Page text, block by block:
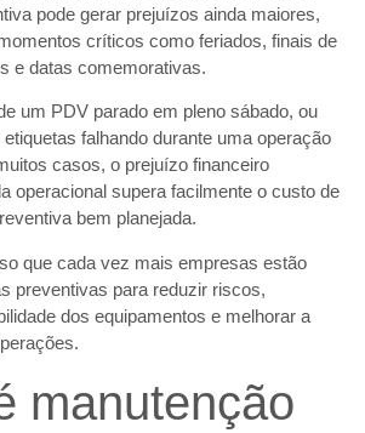
pode gerar prejuízos ainda maiores,
críticos como feriados, finais de
e datas comemorativas.
um PDV parado em pleno sábado, ou
falhando durante uma operação
casos, o prejuízo financeiro
operacional supera facilmente o custo de
bem planejada.
que cada vez mais empresas estão
preventivas para reduzir riscos,
dos equipamentos e melhorar a
manutenção